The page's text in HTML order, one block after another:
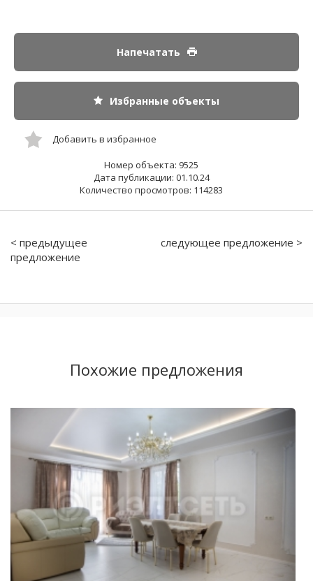
Напечатать
Избранные объекты
Добавить в избранное
Номер объекта: 9525
Дата публикации: 01.10.24
Количество просмотров: 114283
< предыдущее
предложение
следующее предложение >
Похожие предложения